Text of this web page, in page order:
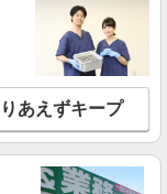
ンで生活ケア/見守
払い有/週払い有/交
岸駅≫
あえずキープ